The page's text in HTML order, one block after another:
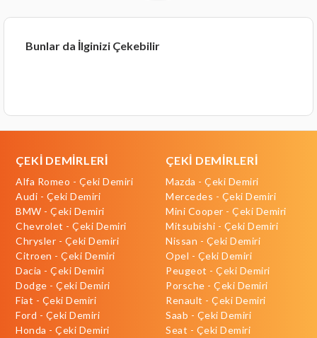
Bunlar da İlginizi Çekebilir
ÇEKİ DEMİRLERİ
Alfa Romeo - Çeki Demiri
Audi - Çeki Demiri
BMW - Çeki Demiri
Chevrolet - Çeki Demiri
Chrysler - Çeki Demiri
Citroen - Çeki Demiri
Dacia - Çeki Demiri
Dodge - Çeki Demiri
Fiat - Çeki Demiri
Ford - Çeki Demiri
Honda - Çeki Demiri
ÇEKİ DEMİRLERİ
Mazda - Çeki Demiri
Mercedes - Çeki Demiri
Mini Cooper - Çeki Demiri
Mitsubishi - Çeki Demiri
Nissan - Çeki Demiri
Opel - Çeki Demiri
Peugeot - Çeki Demiri
Porsche - Çeki Demiri
Renault - Çeki Demiri
Saab - Çeki Demiri
Seat - Çeki Demiri